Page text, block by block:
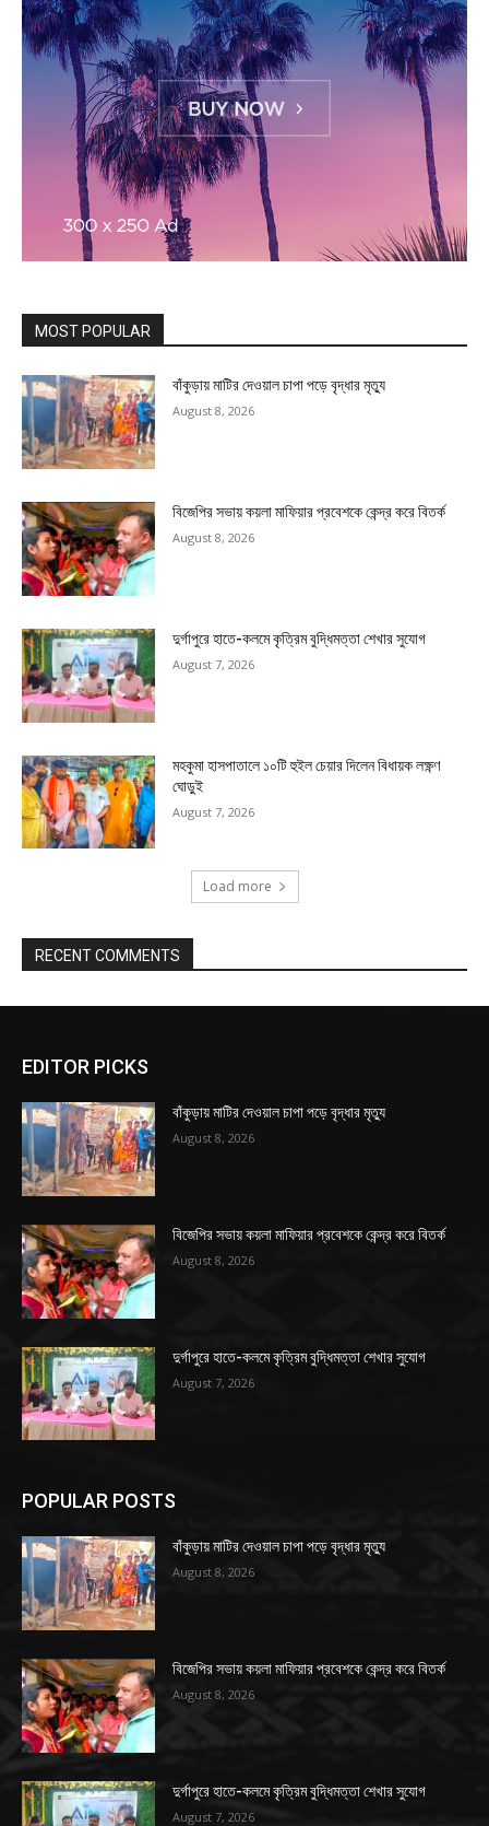
MOST POPULAR
বাঁকুড়ায় মাটির দেওয়াল চাপা পড়ে বৃদ্ধার মৃত্যু
August 8, 2026
বিজেপির সভায় কয়লা মাফিয়ার প্রবেশকে কেন্দ্র করে বিতর্ক
August 8, 2026
দুর্গাপুরে হাতে-কলমে কৃত্রিম বুদ্ধিমত্তা শেখার সুযোগ
August 7, 2026
মহকুমা হাসপাতালে ১০টি হুইল চেয়ার দিলেন বিধায়ক লক্ষ্ণণ
ঘোড়ুই
August 7, 2026
Load more
RECENT COMMENTS
EDITOR PICKS
বাঁকুড়ায় মাটির দেওয়াল চাপা পড়ে বৃদ্ধার মৃত্যু
August 8, 2026
বিজেপির সভায় কয়লা মাফিয়ার প্রবেশকে কেন্দ্র করে বিতর্ক
August 8, 2026
দুর্গাপুরে হাতে-কলমে কৃত্রিম বুদ্ধিমত্তা শেখার সুযোগ
August 7, 2026
POPULAR POSTS
বাঁকুড়ায় মাটির দেওয়াল চাপা পড়ে বৃদ্ধার মৃত্যু
August 8, 2026
বিজেপির সভায় কয়লা মাফিয়ার প্রবেশকে কেন্দ্র করে বিতর্ক
August 8, 2026
দুর্গাপুরে হাতে-কলমে কৃত্রিম বুদ্ধিমত্তা শেখার সুযোগ
August 7, 2026